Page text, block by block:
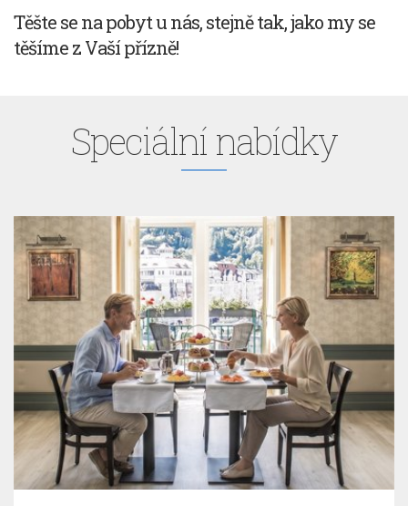
Těšte se na pobyt u nás, stejně tak, jako my se
těšíme z Vaší přízně!
Speciální nabídky